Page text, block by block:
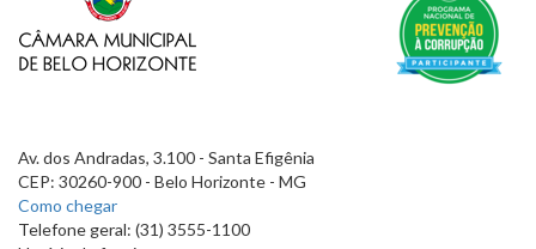
Av. dos Andradas, 3.100 - Santa Efigênia
CEP: 30260-900 - Belo Horizonte - MG
Como chegar
Telefone geral: (31) 3555-1100